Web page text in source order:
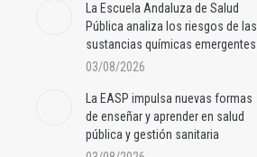
La Escuela Andaluza de Salud
Pública analiza los riesgos de las
sustancias químicas emergentes
03/08/2026
La EASP impulsa nuevas formas
de enseñar y aprender en salud
pública y gestión sanitaria